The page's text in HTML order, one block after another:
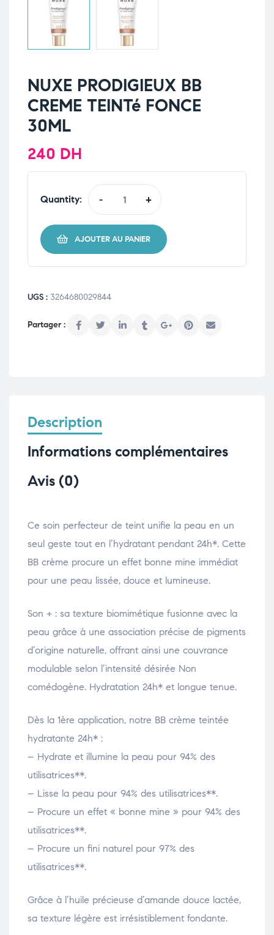
NUXE PRODIGIEUX BB
CREME TEINTé FONCE
30ML
240 DH
Quantity: - +
AJOUTER AU PANIER
UGS : 3264680029844
Description
Informations complémentaires
Avis (0)
Ce soin perfecteur de teint unifie la peau en un
seul geste tout en l’hydratant pendant 24h*. Cette
BB crème procure un effet bonne mine immédiat
pour une peau lissée, douce et lumineuse.
Son + : sa texture biomimétique fusionne avec la
peau grâce à une association précise de pigments
d’origine naturelle, offrant ainsi une couvrance
modulable selon l’intensité désirée Non
comédogène. Hydratation 24h* et longue tenue.
Dès la 1ère application, notre BB crème teintée
hydratante 24h* :
– Hydrate et illumine la peau pour 94% des
utilisatrices**.
– Lisse la peau pour 94% des utilisatrices**.
– Procure un effet « bonne mine » pour 94% des
utilisatrices**.
– Procure un fini naturel pour 97% des
utilisatrices**.
Grâce à l’huile précieuse d’amande douce lactée,
sa texture légère est irrésistiblement fondante.